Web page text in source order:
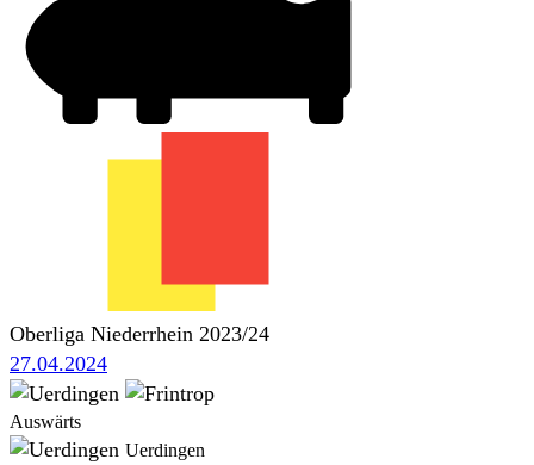
Oberliga Niederrhein 2023/24
27.04.2024
Auswärts
Uerdingen